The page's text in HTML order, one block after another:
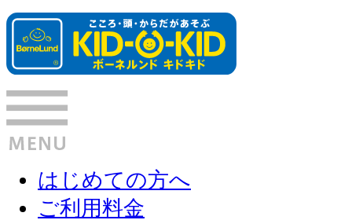
はじめての方へ
ご利用料金